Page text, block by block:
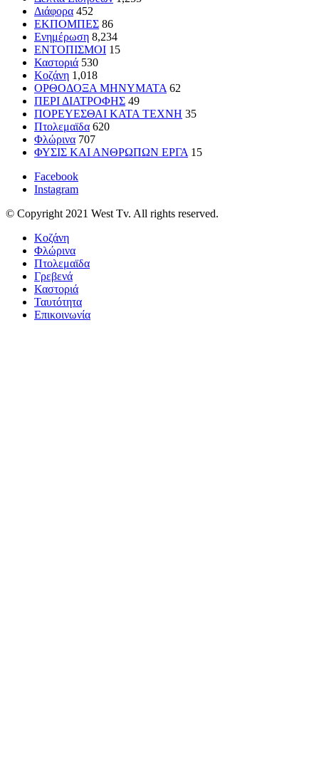
Διάφορα 452
ΕΚΠΟΜΠΕΣ 86
Ενημέρωση 8,234
ΕΝΤΟΠΙΣΜΟΙ 15
Καστοριά 530
Κοζάνη 1,018
ΟΡΘΟΔΟΞΑ ΜΗΝΥΜΑΤΑ 62
ΠΕΡΙ ΔΙΑΤΡΟΦΗΣ 49
ΠΟΡΕΥΕΣΘΑΙ ΚΑΤΑ ΤΕΧΝΗ 35
Πτολεμαϊδα 620
Φλώρινα 707
ΦΥΣΙΣ ΚΑΙ ΑΝΘΡΩΠΩΝ ΕΡΓΑ 15
Facebook
Instagram
© Copyright 2021 West Tv. All rights reserved.
Κοζάνη
Φλώρινα
Πτολεμαϊδα
Γρεβενά
Καστοριά
Ταυτότητα
Επικοινωνία